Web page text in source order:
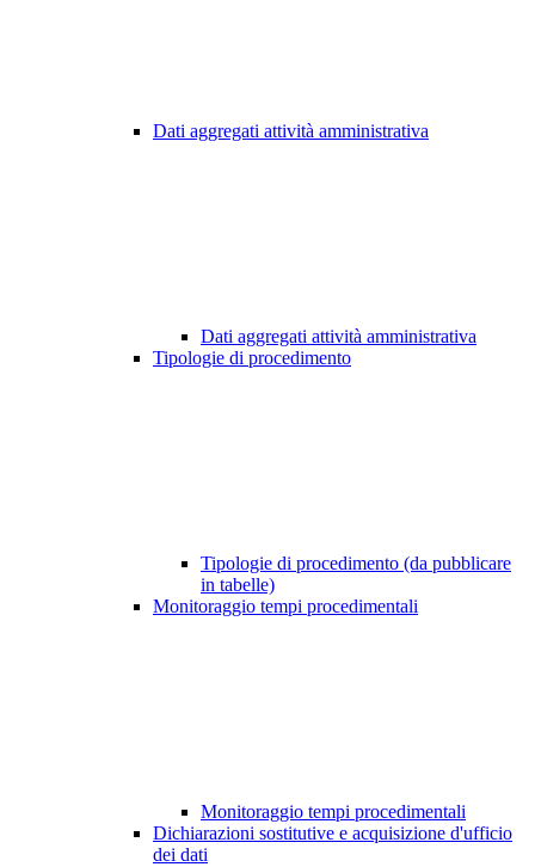
Dati aggregati attività amministrativa
Dati aggregati attività amministrativa
Tipologie di procedimento
Tipologie di procedimento (da pubblicare
in tabelle)
Monitoraggio tempi procedimentali
Monitoraggio tempi procedimentali
Dichiarazioni sostitutive e acquisizione d'ufficio
dei dati